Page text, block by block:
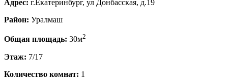
Адрес: г.Екатеринбург, ул Донбасская, д.19
Район: Уралмаш
Общая площадь: 30м2
Этаж: 7/17
Количество комнат: 1